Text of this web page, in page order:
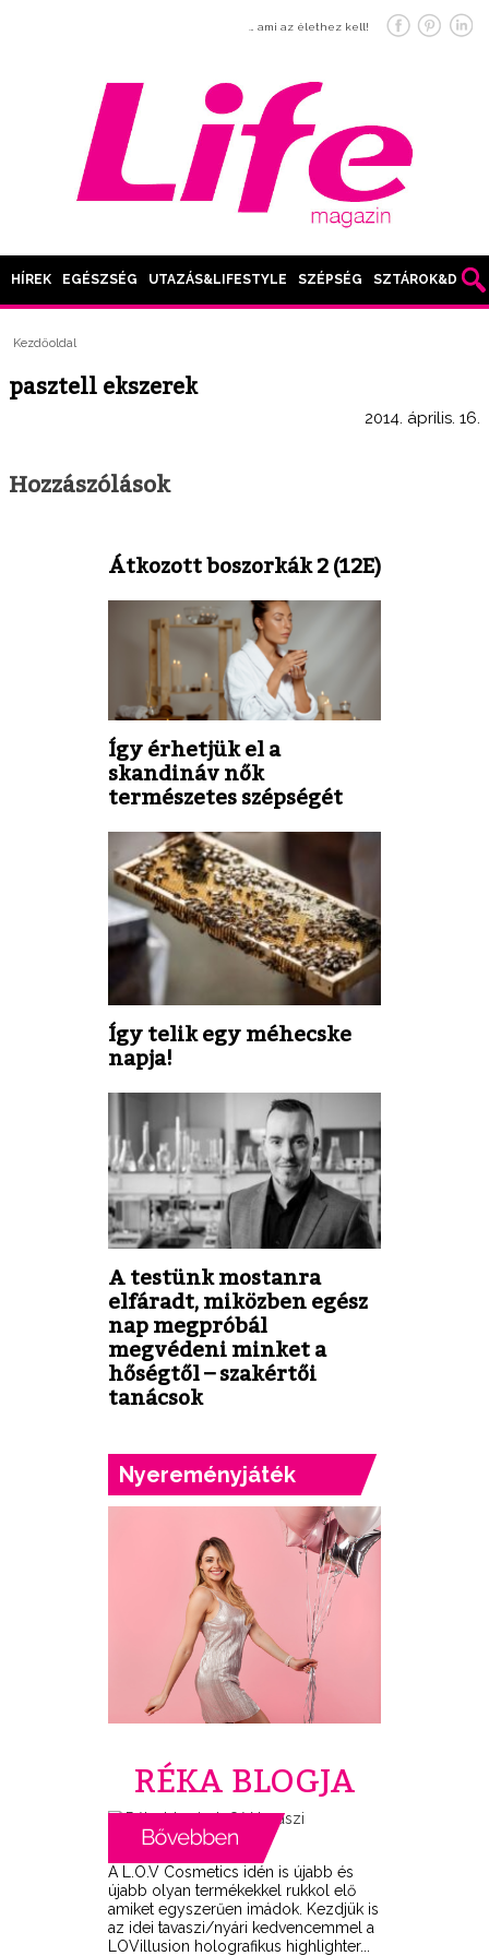
… ami az élethez kell!
HÍREK EGÉSZSÉG UTAZÁS&LIFESTYLE SZÉPSÉG SZTÁROK&DIVAT
Kezdőoldal
pasztell ekszerek
2014. április. 16.
Hozzászólások
Átkozott boszorkák 2 (12E)
Így érhetjük el a
skandináv nők
természetes szépségét
Így telik egy méhecske
napja!
A testünk mostanra
elfáradt, miközben egész
nap megpróbál
megvédeni minket a
hőségtől – szakértői
tanácsok
Nyereményjáték
RÉKA BLOGJA
A L.O.V Cosmetics idén is újabb és
újabb olyan termékekkel rukkol elő
amiket egyszerűen imádok. Kezdjük is
az idei tavaszi/nyári kedvencemmel a
LOVillusion holografikus highlighter...